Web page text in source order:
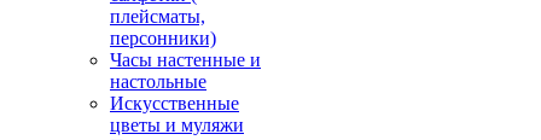
плейсматы,
персонники)
Часы настенные и
настольные
Искусственные
цветы и муляжи